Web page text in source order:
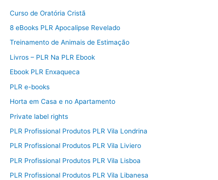
Curso de Oratória Cristã
8 eBooks PLR Apocalipse Revelado
Treinamento de Animais de Estimação
Livros – PLR Na PLR Ebook
Ebook PLR Enxaqueca
PLR e-books
Horta em Casa e no Apartamento
Private label rights
PLR Profissional Produtos PLR Vila Londrina
PLR Profissional Produtos PLR Vila Liviero
PLR Profissional Produtos PLR Vila Lisboa
PLR Profissional Produtos PLR Vila Libanesa